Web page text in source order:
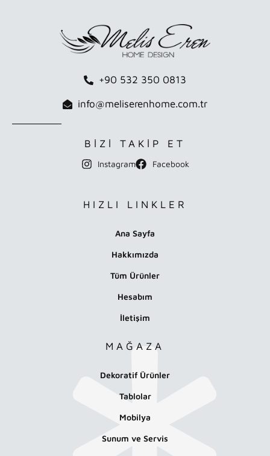
+90 532 350 0813
info@meliserenhome.com.tr
BİZİ TAKİP ET
Instagram Facebook
HIZLI LINKLER
Ana Sayfa
Hakkımızda
Tüm Ürünler
Hesabım
İletişim
MAĞAZA
Dekoratif Ürünler
Tablolar
Mobilya
Sunum ve Servis